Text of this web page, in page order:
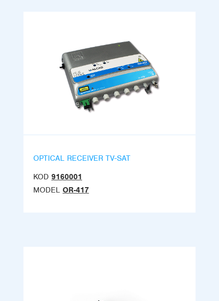
OPTICAL RECEIVER TV-SAT
KOD 9160001
MODEL OR-417